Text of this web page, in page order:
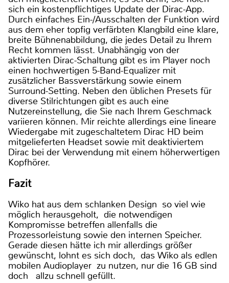
sich ein kostenpflichtiges Update der Dirac-App.
Durch einfaches Ein-/Ausschalten der Funktion wird
aus dem eher topfig verfärbten Klangbild eine klare,
breite Bühnenabbildung, die jedes Detail zu Ihrem
Recht kommen lässt. Unabhängig von der
aktivierten Dirac-Schaltung gibt es im Player noch
einen hochwertigen 5-Band-Equalizer mit
zusätzlicher Bassverstärkung sowie einem
Surround-Setting. Neben den üblichen Presets für
diverse Stilrichtungen gibt es auch eine
Nutzereinstellung, die Sie nach Ihrem Geschmack
variieren können. Mir reichte allerdings eine lineare
Wiedergabe mit zugeschaltetem Dirac HD beim
mitgelieferten Headset sowie mit deaktiviertem
Dirac bei der Verwendung mit einem höherwertigen
Kopfhörer.
Fazit
Wiko hat aus dem schlanken Design so viel wie
möglich herausgeholt, die notwendigen
Kompromisse betreffen allenfalls die
Prozessorleistung sowie den internen Speicher.
Gerade diesen hätte ich mir allerdings größer
gewünscht, lohnt es sich doch, das Wiko als edlen
mobilen Audioplayer zu nutzen, nur die 16 GB sind
doch allzu schnell gefüllt.